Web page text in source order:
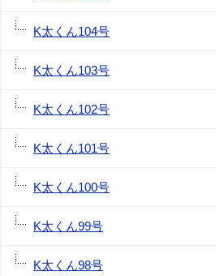
K太くん104号
K太くん103号
K太くん102号
K太くん101号
K太くん100号
K太くん99号
K太くん98号